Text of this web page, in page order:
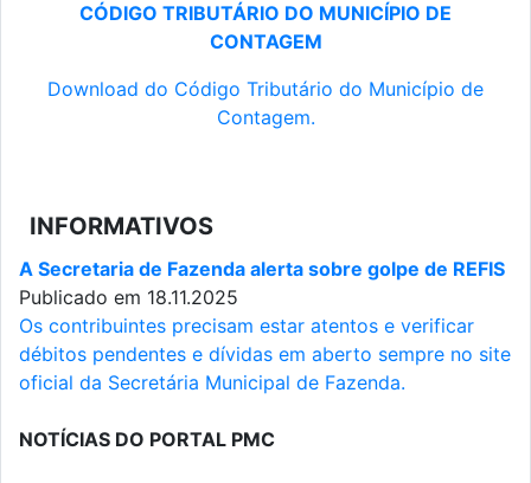
CÓDIGO TRIBUTÁRIO DO MUNICÍPIO DE
CONTAGEM
Download do Código Tributário do Município de
Contagem.
INFORMATIVOS
A Secretaria de Fazenda alerta sobre golpe de REFIS
Publicado em 18.11.2025
Os contribuintes precisam estar atentos e verificar
débitos pendentes e dívidas em aberto sempre no site
oficial da Secretária Municipal de Fazenda.
NOTÍCIAS DO PORTAL PMC